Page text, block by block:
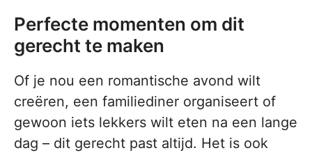
Perfecte momenten om dit
gerecht te maken
Of je nou een romantische avond wilt
creëren, een familiediner organiseert of
gewoon iets lekkers wilt eten na een lange
dag – dit gerecht past altijd. Het is ook